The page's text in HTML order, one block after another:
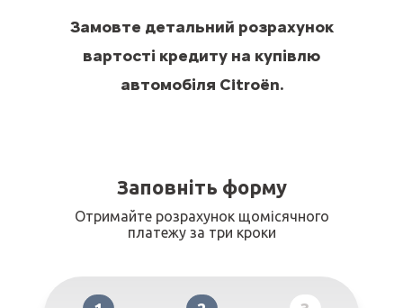
Замовте детальний розрахунок
вартості кредиту на купівлю
автомобіля Citroën.